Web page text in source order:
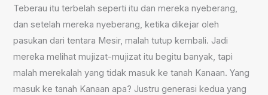
Teberau itu terbelah seperti itu dan mereka nyeberang,
dan setelah mereka nyeberang, ketika dikejar oleh
pasukan dari tentara Mesir, malah tutup kembali. Jadi
mereka melihat mujizat-mujizat itu begitu banyak, tapi
malah merekalah yang tidak masuk ke tanah Kanaan. Yang
masuk ke tanah Kanaan apa? Justru generasi kedua yang